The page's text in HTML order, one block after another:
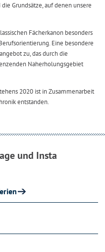
Grundsätze, auf denen unsere
Fächerkanon besonders
Eine besondere
zu, das durch die
Naherholungsgebiet
2020 ist in Zusammenarbeit
entstanden.
und Insta